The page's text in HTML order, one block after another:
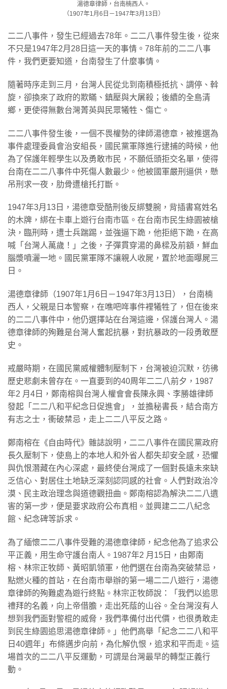
湯德章律師，台南楠西人。
（1907年1月6日－1947年3月13日）
二二八事件，發生已經過去78年。二二八事件發生後，從來
不只是1947年2月28日這一天的事情。78年前的二二八事
件，我們更要知道，台南發生了什麼事情。
隨著時序走到三月，台灣人民從北到南積極抵抗、調停、斡
旋，卻換來了政府的欺瞞、鎮壓與大屠殺；後續的全島清
鄉，更使得無數台灣菁英與民眾犧牲、傷亡。
二二八事件發生後，一個不畏權勢的律師湯德章，被推選為
事件處理委員會治安組長，國民黨軍隊進行逮捕的時候，他
為了保護年輕學生以及勇敢市民，不願低頭拒交名單，使得
台南在二二八事件中死傷人數最少。他被國軍嚴刑逼供，懸
吊刑求一夜，肋骨遭槍托打斷。
1947年3月13日，湯德章受酷刑後反綁雙腕，背插書寫姓名
的木牌，綁在卡車上遊行台南市區。在台南市民生綠園被槍
決，臨刑時，遭士兵踹踢，並強逼下跪，他拒絕下跪，在高
喊「台灣人萬歲！」之後，子彈貫穿湯的鼻樑及前額，鮮血
腦漿噴灑一地。國民黨軍隊不讓親人收屍，置於地面曝屍三
日。
湯德章律師（1907年1月6日－1947年3月13日），台南楠
西人，父親是日本警察，在噍吧哖事件裡犧牲了，但在後來
的二二八事件中，他仍選擇站在台灣這邊，保護台灣人。湯
德章律師的殉難是台灣人奮起抗暴，對抗暴政的一段勇敢歷
史。
戒嚴時期，在國民黨威權體制壓制下，台灣被迫沉默，彷彿
歷史悲劇未曾存在。一直要到的40周年二二八前夕，1987
年2 月4日，鄭南榕與台灣人權會會長陳永興、李勝雄律師
發起「二二八和平紀念日促進會」，並擔秘書長，結合南方
有志之士，衝破禁忌，走上二二八平反之路。
鄭南榕在《自由時代》雜誌說明，二二八事件在國民黨政府
長久壓制下，使島上的本地人和外省人都失却安全感，恐懼
與仇恨潛藏在內心深處，最終使台灣成了一個對長遠未來缺
乏信心、對居住土地缺乏深刻認同感的社會。人們對政治冷
漠、民主政治理念與道德觀扭曲。鄭南榕認為解決二二八遺
害的第一步，便是要求政府公布真相。並興建二二八紀念
館、紀念碑等訴求。
為了緬懷二二八事件受難的湯德章律師，紀念他為了追求公
平正義，用生命守護台南人。1987年2 月15日，由鄭南
榕、林宗正牧師、黃昭凱領軍，他們選在台南為突破禁忌，
點燃火種的首站，在台南市舉辦的第一場二二八遊行，湯德
章律師的殉難處為遊行終點。林宗正牧師說：「我們以追思
禮拜的名義，向上帝借膽，走出死蔭的山谷。全台灣沒有人
想到我們面對警棍的威脅，我們準備付出代價，也很勇敢走
到民生綠園追思湯德章律師。」他們高舉「紀念二二八和平
日40週年」布條邁步向前，為化解仇恨，追求和平而走。這
場首次的二二八平反運動，可謂是台灣最早的轉型正義行
動。